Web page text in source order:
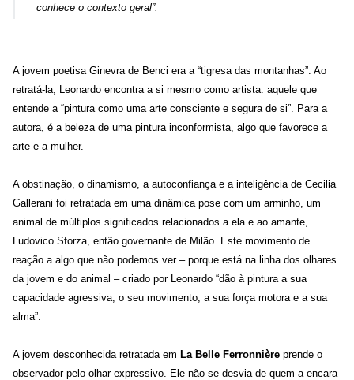
conhece o contexto geral”.
A jovem poetisa Ginevra de Benci era a “tigresa das montanhas”. Ao
retratá-la, Leonardo encontra a si mesmo como artista: aquele que
entende a “pintura como uma arte consciente e segura de si”. Para a
autora, é a beleza de uma pintura inconformista, algo que favorece a
arte e a mulher.
A obstinação, o dinamismo, a autoconfiança e a inteligência de Cecilia
Gallerani foi retratada em uma dinâmica pose com um arminho, um
animal de múltiplos significados relacionados a ela e ao amante,
Ludovico Sforza, então governante de Milão. Este movimento de
reação a algo que não podemos ver – porque está na linha dos olhares
da jovem e do animal – criado por Leonardo “dão à pintura a sua
capacidade agressiva, o seu movimento, a sua força motora e a sua
alma”.
A jovem desconhecida retratada em La Belle Ferronnière prende o
observador pelo olhar expressivo. Ele não se desvia de quem a encara